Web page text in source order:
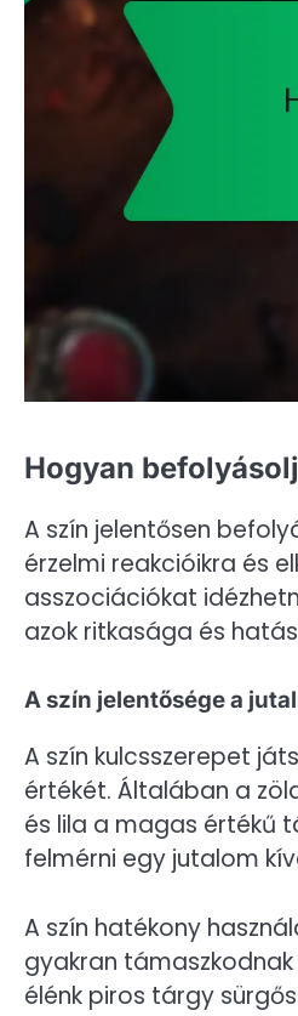
Hogyan
A szín jelentősen
érzelmi reakcióikra és
asszociációkat
azok ritkasága és
A szín jelentősége a
A szín kulcsszerepet
értékét. Általában a
és lila a magas értékű
felmérni egy jutalom
A szín hatékony
gyakran
élénk piros tárgy